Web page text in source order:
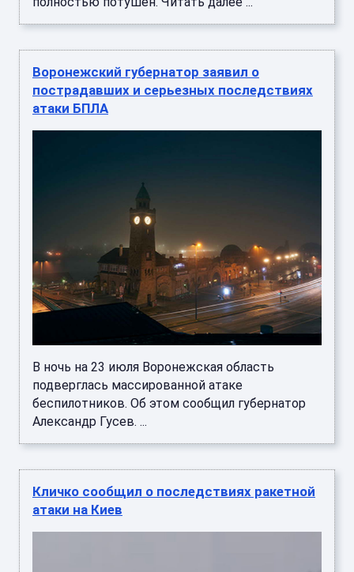
Воронежский губернатор заявил о
пострадавших и серьезных последствиях
атаки БПЛА
В ночь на 23 июля Воронежская область
подверглась массированной атаке
беспилотников. Об этом сообщил губернатор
Александр Гусев. ...
Кличко сообщил о последствиях ракетной
атаки на Киев